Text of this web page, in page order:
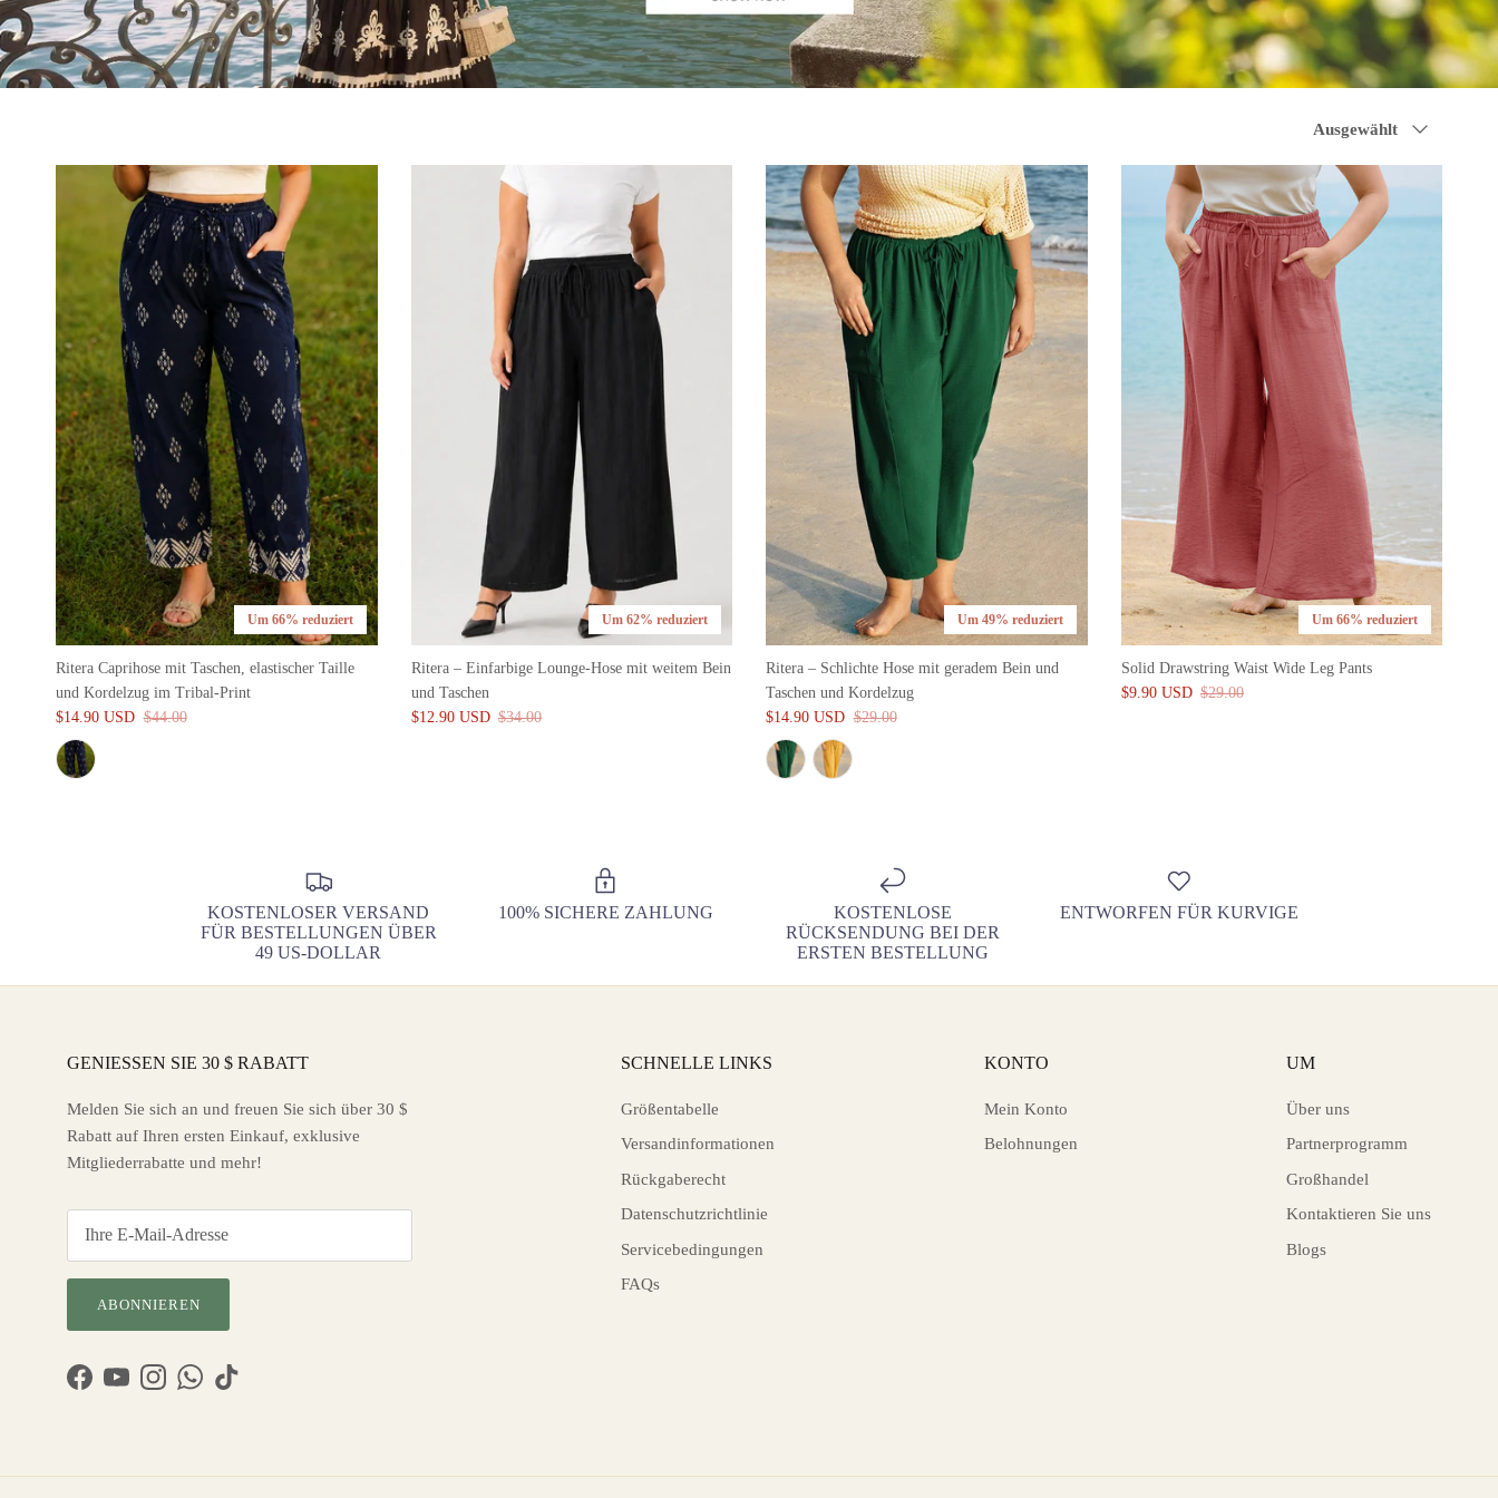
Ausgewählt
Um 66% reduziert
Ritera Caprihose mit Taschen, elastischer Taille
und Kordelzug im Tribal-Print
$14.90 USD $44.00
Um 62% reduziert
Ritera – Einfarbige Lounge-Hose mit weitem Bein
und Taschen
$12.90 USD $34.00
Um 49% reduziert
Ritera – Schlichte Hose mit geradem Bein und
Taschen und Kordelzug
$14.90 USD $29.00
Um 66% reduziert
Solid Drawstring Waist Wide Leg Pants
$9.90 USD $29.00
KOSTENLOSER VERSAND
FÜR BESTELLUNGEN ÜBER
49 US-DOLLAR
100% SICHERE ZAHLUNG
KOSTENLOSE
RÜCKSENDUNG BEI DER
ERSTEN BESTELLUNG
ENTWORFEN FÜR KURVIGE
GENIESSEN SIE 30 $ RABATT
Melden Sie sich an und freuen Sie sich über 30 $
Rabatt auf Ihren ersten Einkauf, exklusive
Mitgliederrabatte und mehr!
ABONNIEREN
Facebook
YouTubeInstagramWhatsApp
TikTok
SCHNELLE LINKS
Größentabelle
Versandinformationen
Rückgaberecht
Datenschutzrichtlinie
Servicebedingungen
FAQs
KONTO
Mein Konto
Belohnungen
UM
Über uns
Partnerprogramm
Großhandel
Kontaktieren Sie uns
Blogs